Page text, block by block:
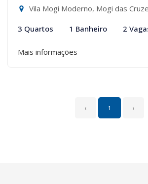
Vila Mogi Moderno, Mogi das
3 Quartos 1 Banheiro 2
Mais informações
‹ 1 ›